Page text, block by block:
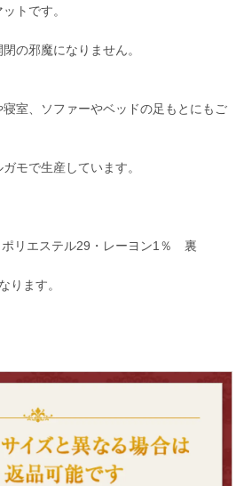
トです。
の邪魔になりません。
室、ソファーやベッドの足もとにもご
モで生産しています。
リエステル29・レーヨン1％ 裏
ります。